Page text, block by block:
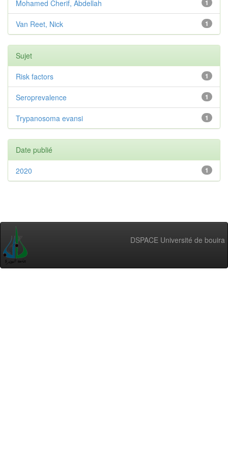
1
Mohamed Cherif, Abdellah
1
Van Reet, Nick
Sujet
1
Risk factors
1
Seroprevalence
1
Trypanosoma evansi
Date publié
1
2020
DSPACE Université de bouira